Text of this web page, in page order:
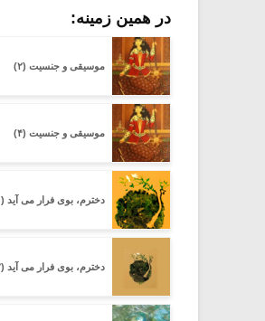
در همین زمینه:
موسیقی و جنسیت (۲)
موسیقی و جنسیت (۴)
دخترم، بوی فرار می آید (۱)
دخترم، بوی فرار می آید (۲)